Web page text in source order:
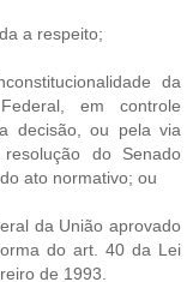
a respeito;
da
em controle
decisão, ou pela via
do Senado
ato normativo; ou
da União aprovado
do art. 40 da Lei
de 1993.